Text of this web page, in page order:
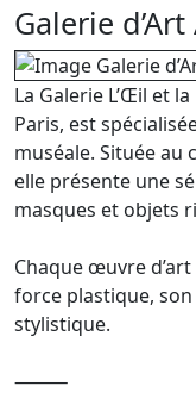
Galerie
La Galerie L’Œil et
Paris, est
muséale. Située au
elle présente une
masques et objets
Chaque œuvre
force plastique,
stylistique.
⸻